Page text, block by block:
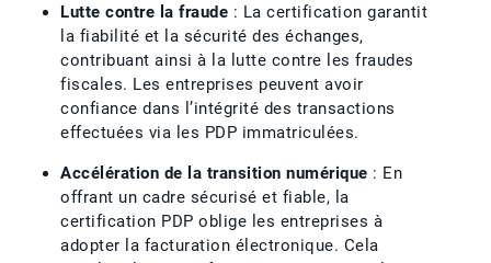
Lutte contre la fraude : La certification garantit
la fiabilité et la sécurité des échanges,
contribuant ainsi à la lutte contre les fraudes
fiscales. Les entreprises peuvent avoir
confiance dans l’intégrité des transactions
effectuées via les PDP immatriculées.
Accélération de la transition numérique : En
offrant un cadre sécurisé et fiable, la
certification PDP oblige les entreprises à
adopter la facturation électronique. Cela